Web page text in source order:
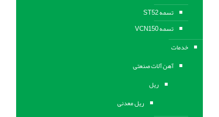
تسمه ST52
تسمه VCN150
خدمات
آهن آلات صنعتی
ریل
ریل معدنی